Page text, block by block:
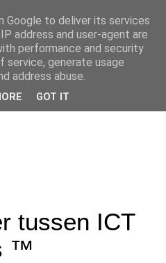
tussen ICT
™
Google to deliver its services
address and user-agent are
performance and security
generate usage
address abuse.
GOT IT